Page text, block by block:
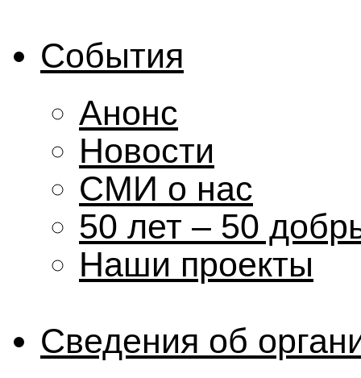
События
Анонс
Новости
СМИ о нас
50 лет – 50
Наши проекты
Сведения об